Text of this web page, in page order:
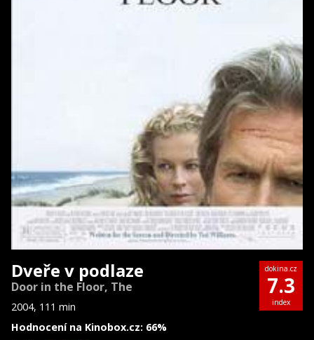
Dveře v podlaze
Door in the Floor, The
2004, 111 min
Hodnocení na Kinobox.cz: 66%
dokina.cz
7.3
index